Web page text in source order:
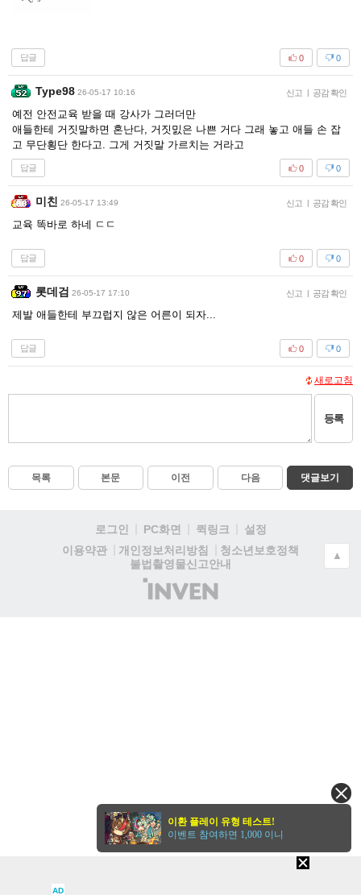
답글 0
0
Type98 26-05-17 10:16 신고 | 공감 확인
예전 안전교육 받을 때 강사가 그러더만
애들한테 거짓말하면 혼난다, 거짓밄은 나쁜 거다 그래 놓고 애들 손 잡
고 무단횡단 한다고. 그게 거짓말 가르치는 거라고
답글 0
0
미친 26-05-17 13:49 신고 | 공감 확인
교육 똑바로 하네 ㄷㄷ
답글 0
0
롯데검 26-05-17 17:10 신고 | 공감 확인
제발 애들한테 부끄럽지 않은 어른이 되자...
답글 0
0
새로고침
등록
목록 본문 이전 다음 댓글보기
로그인 PC화면 퀵링크
설정
이용약관
개인정보처리방침
청소년보호정책
불법촬영물신고안내
(주)
인
▲
AD
이환 플레이 유형 테스트!
이벤트 참여하면 1,000 이니